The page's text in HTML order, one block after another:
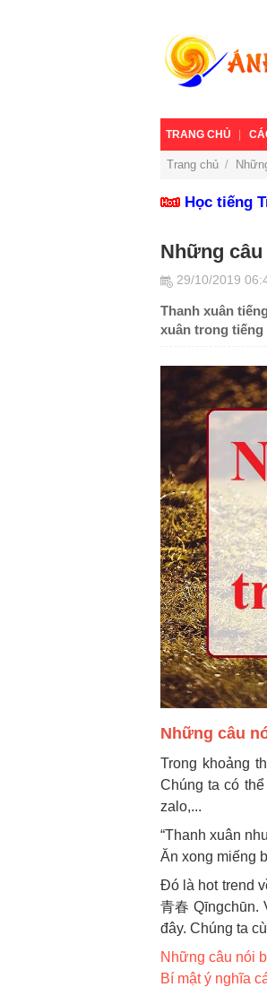
TRANG CHỦ
Trang chủ /
Học tiếng
Những
29/10/2019
Thanh xuân
xuân trong tiếng
Những câu
Trong khoảng
Chúng ta có
zalo,...
“Thanh xuân
Ăn xong miếng
Đó là hot trend
青春 Qīngchūn.
đây. Chúng ta
Những câu nói
Bí mật ý nghĩa